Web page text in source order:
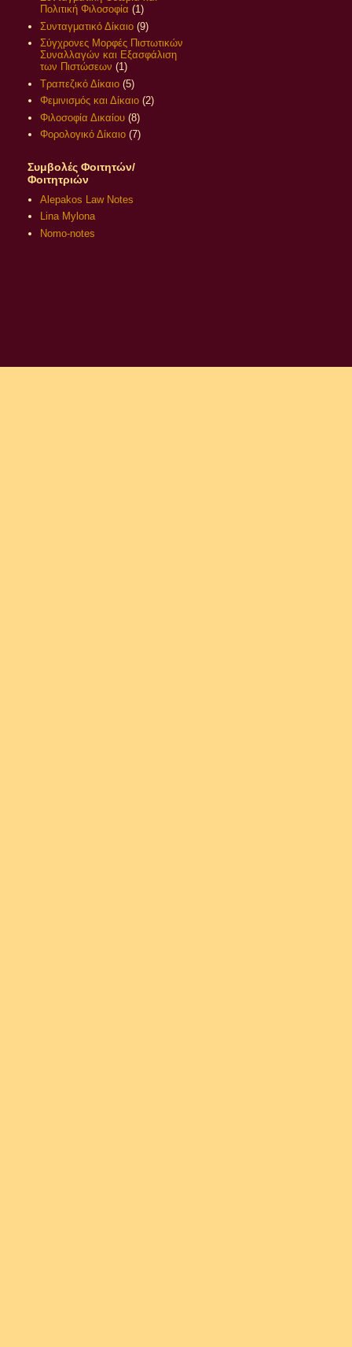
Πολιτική Φιλοσοφία (1)
Συνταγματικό Δίκαιο (9)
Σύγχρονες Μορφές Πιστωτικών
Συναλλαγών και Εξασφάλιση
των Πιστώσεων (1)
Τραπεζικό Δίκαιο (5)
Φεμινισμός και Δίκαιο (2)
Φιλοσοφία Δικαίου (8)
Φορολογικό Δίκαιο (7)
Συμβολές Φοιτητών/
Φοιτητριών
Alepakos Law Notes
Lina Mylona
Nomo-notes